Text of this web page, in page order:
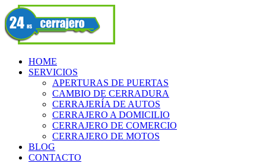
Skip
to
content
Facebook
HOME
SERVICIOS
APERTURAS DE PUERTAS
CAMBIO DE CERRADURA
CERRAJERÍA DE AUTOS
CERRAJERO A DOMICILIO
CERRAJERO DE COMERCIO
CERRAJERO DE MOTOS
BLOG
CONTACTO